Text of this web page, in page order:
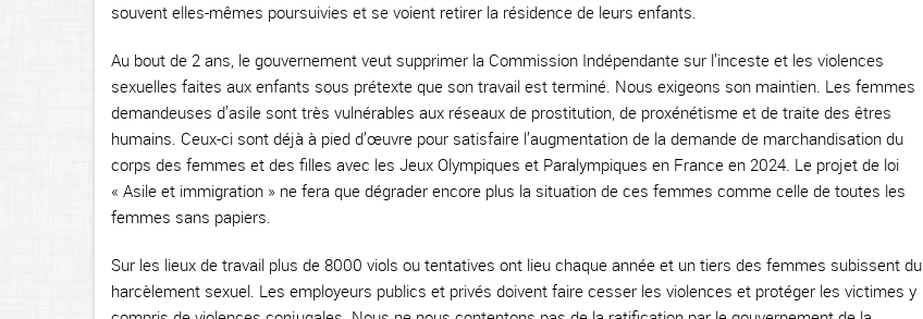
souvent elles-mêmes poursuivies et se voient retirer la résidence de leurs enfants.
Au bout de 2 ans, le gouvernement veut supprimer la Commission Indépendante sur l’inceste et les violences
sexuelles faites aux enfants sous prétexte que son travail est terminé. Nous exigeons son maintien. Les femmes
demandeuses d’asile sont très vulnérables aux réseaux de prostitution, de proxénétisme et de traite des êtres
humains. Ceux-ci sont déjà à pied d’œuvre pour satisfaire l’augmentation de la demande de marchandisation du
corps des femmes et des filles avec les Jeux Olympiques et Paralympiques en France en 2024. Le projet de loi
« Asile et immigration » ne fera que dégrader encore plus la situation de ces femmes comme celle de toutes les
femmes sans papiers.
Sur les lieux de travail plus de 8000 viols ou tentatives ont lieu chaque année et un tiers des femmes subissent du
harcèlement sexuel. Les employeurs publics et privés doivent faire cesser les violences et protéger les victimes y